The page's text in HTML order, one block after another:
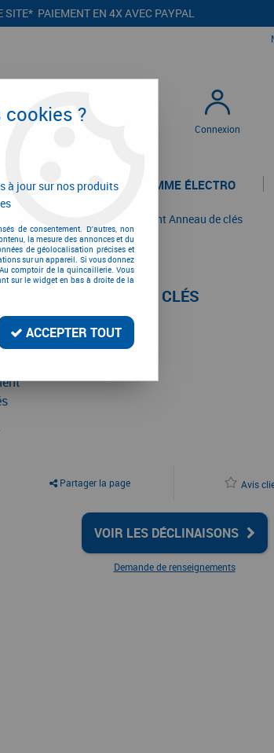
PAIEMENT EN 4X AVEC PAYPAL
Connexion
LA GAMME ÉLECTRO
Ordonnancement Anneau de clés
ANNEAU DE CLÉS
Partager la page Avis
VOIR LES DÉCLINAISONS
Demande de renseignements
?
à jour sur nos produits
de consentement. D'autres, non
la mesure des annonces et du
de géolocalisation précises et
sur un appareil. Si vous donnez
comptoir de la quincaillerie. Vous
sur le widget en bas à droite de la
ACCEPTER TOUT